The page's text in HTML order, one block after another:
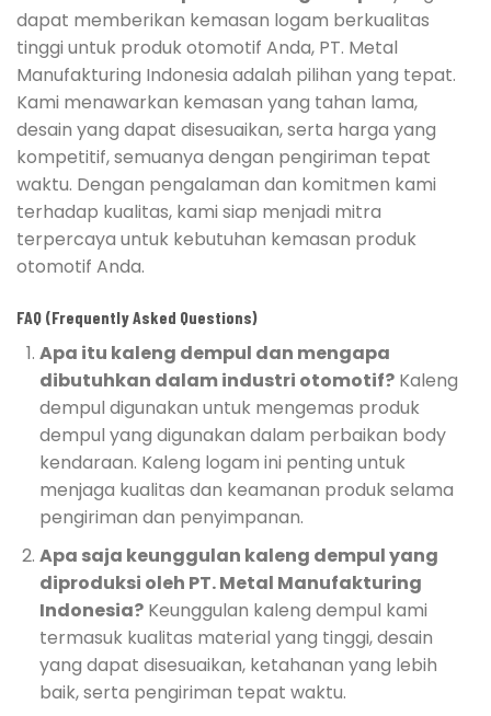
dapat memberikan kemasan logam berkualitas
tinggi untuk produk otomotif Anda, PT. Metal
Manufakturing Indonesia adalah pilihan yang tepat.
Kami menawarkan kemasan yang tahan lama,
desain yang dapat disesuaikan, serta harga yang
kompetitif, semuanya dengan pengiriman tepat
waktu. Dengan pengalaman dan komitmen kami
terhadap kualitas, kami siap menjadi mitra
terpercaya untuk kebutuhan kemasan produk
otomotif Anda.
FAQ (Frequently Asked Questions)
Apa itu kaleng dempul dan mengapa
dibutuhkan dalam industri otomotif?Kaleng
dempul digunakan untuk mengemas produk
dempul yang digunakan dalam perbaikan body
kendaraan. Kaleng logam ini penting untuk
menjaga kualitas dan keamanan produk selama
pengiriman dan penyimpanan.
Apa saja keunggulan kaleng dempul yang
diproduksi oleh PT. Metal Manufakturing
Indonesia?Keunggulan kaleng dempul kami
termasuk kualitas material yang tinggi, desain
yang dapat disesuaikan, ketahanan yang lebih
baik, serta pengiriman tepat waktu.